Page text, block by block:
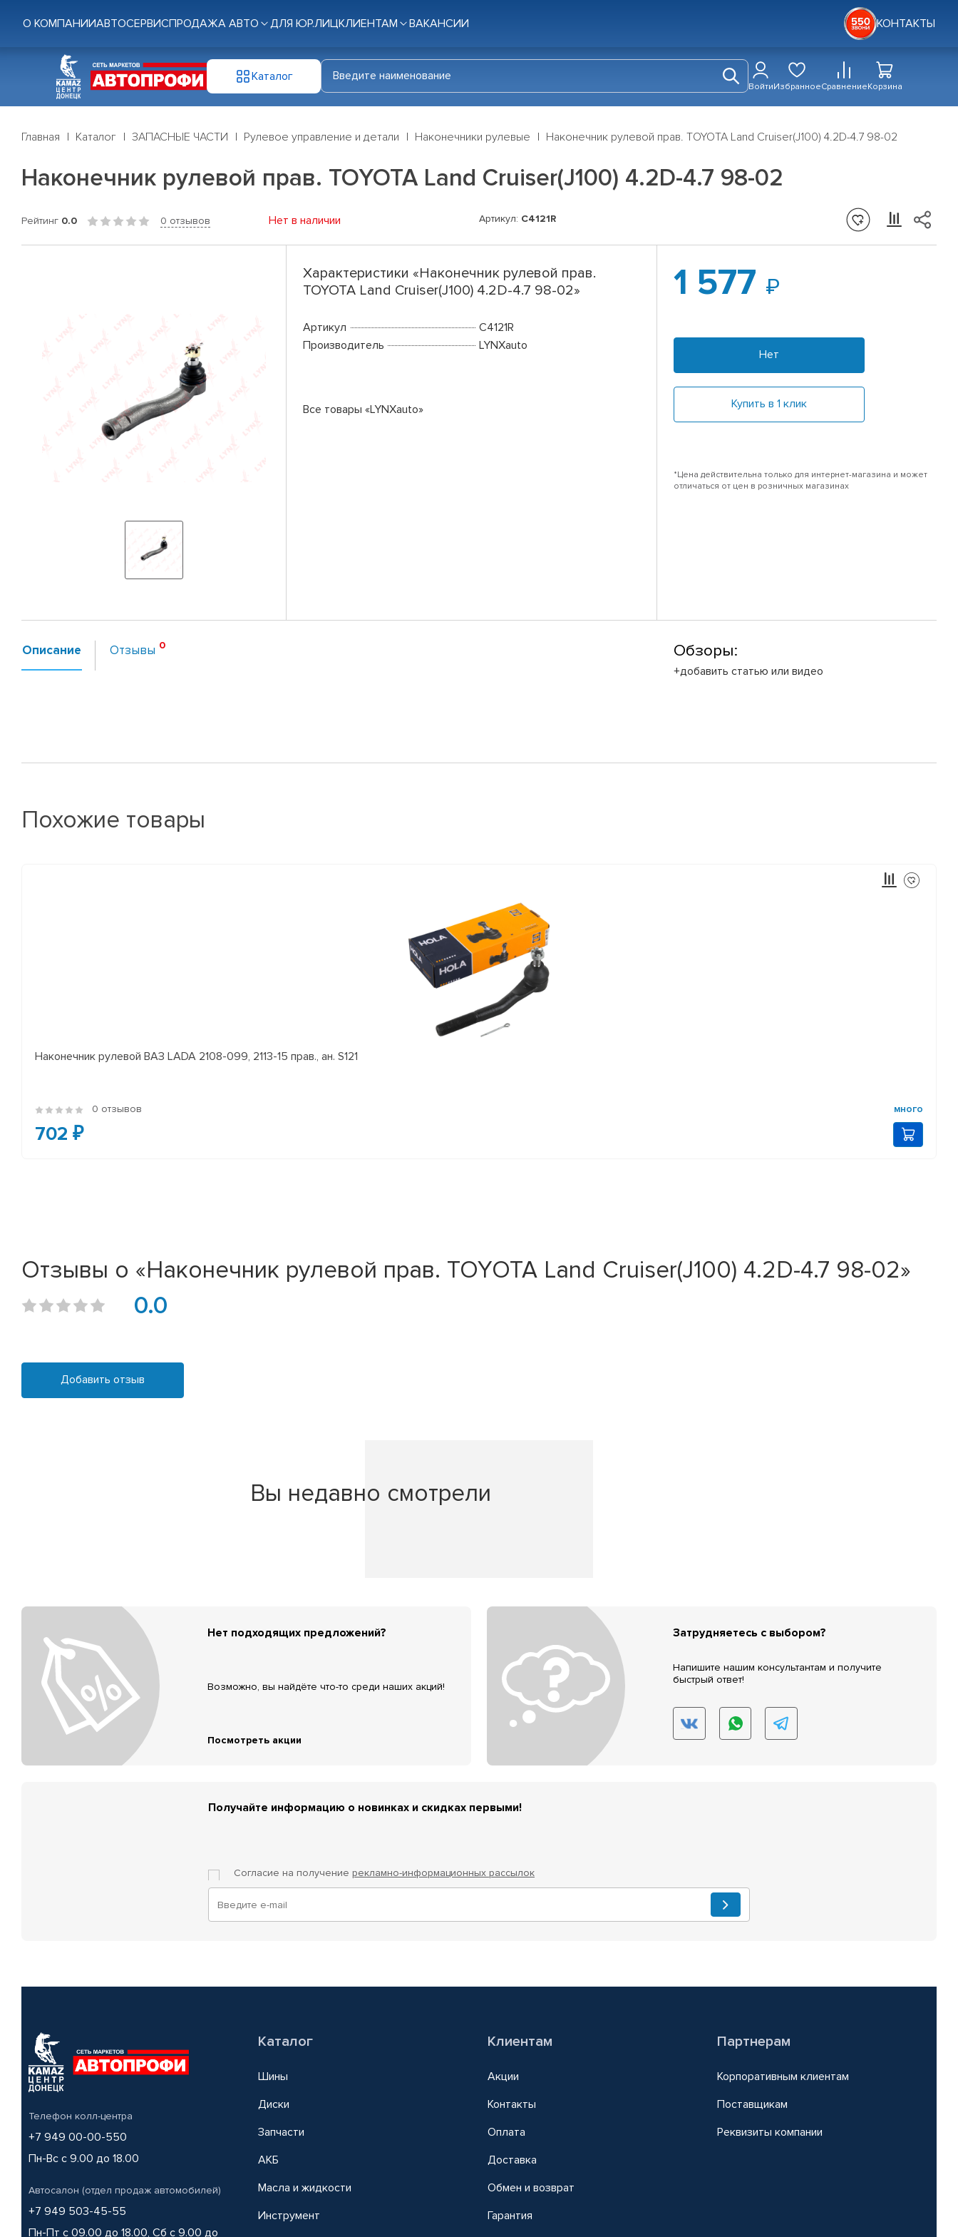
О КОМПАНИИАВТОСЕРВИСПРОДАЖА АВТО ДЛЯ ЮР.ЛИЦКЛИЕНТАМ ВАКАНСИИ КОНТАКТЫ
Каталог
ВойтиИзбранноеСравнениеКорзина
Главная Каталог ЗАПАСНЫЕ ЧАСТИ Рулевое управление и детали Наконечники рулевые Наконечник рулевой прав. TOYOTA Land Cruiser(J100) 4.2D-4.7 98-02
Наконечник рулевой прав. TOYOTA Land Cruiser(J100) 4.2D-4.7 98-02
Рейтинг 0.0 0 отзывов Нет в наличии Артикул: C4121R
Характеристики «Наконечник рулевой прав.
TOYOTA Land Cruiser(J100) 4.2D-4.7 98-02»
Артикул
C4121R
Производитель
LYNXauto
Все товары «LYNXauto»
1 577
Нет
Купить в 1 клик
*Цена действительна только для интернет-магазина и может
отличаться от цен в розничных магазинах
Описание Отзывы Обзоры:
+добавить статью или видео
Похожие товары
Наконечник рулевой ВАЗ LADA 2108-099, 2113-15 прав., ан. S121
0 отзывов много
702 ₽
Отзывы о «Наконечник рулевой прав. TOYOTA Land Cruiser(J100) 4.2D-4.7 98-02»
0.0
Добавить отзыв
Вы недавно смотрели
Нет подходящих предложений?
Возможно, вы найдёте что-то среди наших акций!
Посмотреть акции
Затрудняетесь с выбором?
Напишите нашим консультантам и получите
быстрый ответ!
Получайте информацию о новинках и скидках первыми!
Согласие на получение рекламно-информационных рассылок
Телефон колл-центра
+7 949 00-00-550
Пн-Вс с 9.00 до 18.00
Автосалон (отдел продаж автомобилей)
+7 949 503-45-55
Пн-Пт с 09.00 до 18.00, Сб с 9.00 до
Каталог
Шины
Диски
Запчасти
АКБ
Масла и жидкости
Инструмент
Клиентам
Акции
Контакты
Оплата
Доставка
Обмен и возврат
Гарантия
Партнерам
Корпоративным клиентам
Поставщикам
Реквизиты компании